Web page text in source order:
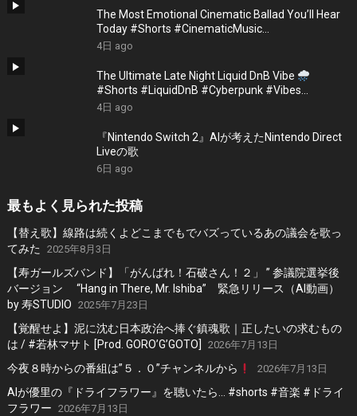
The Most Emotional Cinematic Ballad You’ll Hear
Today #Shorts #CinematicMusic
#EmotionalVibes #Piano
4日 ago
The Ultimate Late Night Liquid DnB Vibe
#Shorts #LiquidDnB #Cyberpunk #Vibes
#ElectronicMusic
4日 ago
『Nintendo Switch 2』AIが考えたNintendo Direct
Liveの歌
6日 ago
最もよく見られた投稿
【替え歌】線路は続くよどこまでもでバズっているあの議会を歌っ
てみた
2025年8月3日
【寿ガールズバンド】「がんばれ！石破さん！２」 ” 参議院選挙後
バージョン “Hang in There, Mr. Ishiba” 緊急リリース（AI動画）
by 寿STUDIO 2025年7月23日
【覚醒せよ】泥に沈む日本政治へ捧ぐ鎮魂歌｜正したいの求むもの
は / #若林マサト [Prod. GORO’G’GOTO]
2026年7月13日
今夜８時からの番組は”５．０”チャンネルから 2026年7月13日
AIが優里の『ドライフラワー』を聴いたら… #shorts #音楽 #ドライ
フラワー 2026年7月13日